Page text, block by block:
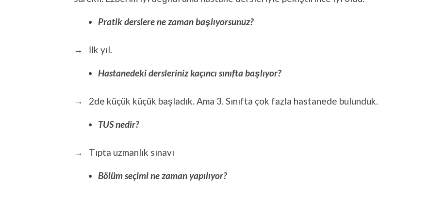
Pratik derslere ne zaman başlıyorsunuz?
→ İlk yıl.
Hastanedeki dersleriniz kaçıncı sınıfta başlıyor?
→ 2de küçük küçük başladık. Ama 3. Sınıfta çok fazla hastanede bulunduk.
TUS nedir?
→ Tıpta uzmanlık sınavı
Bölüm seçimi ne zaman yapılıyor?